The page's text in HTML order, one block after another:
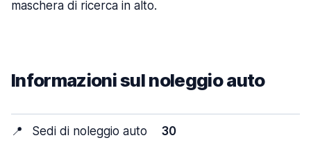
maschera di ricerca in alto.
Informazioni sul noleggio auto
📍 Sedi di noleggio auto 30